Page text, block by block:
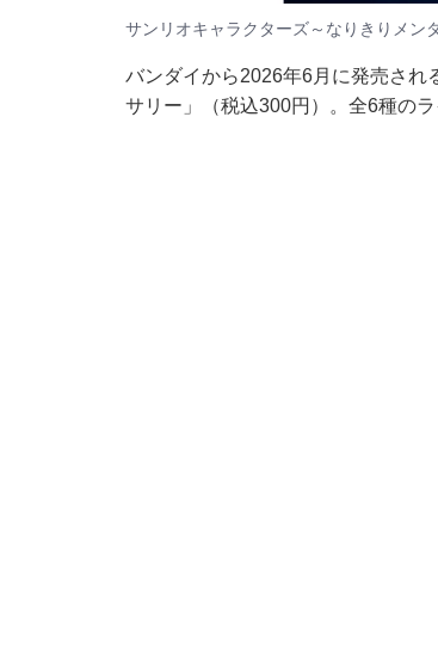
サンリオキャラクターズ～なりきりメン
バンダイから2026年6月に発売され
サリー」（税込300円）。全6種の